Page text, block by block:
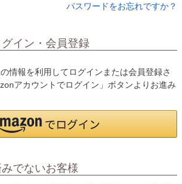
パスワードをお忘れですか？
イン・会員登録
情報を利用してログインまたは会員登録さ
アカウントでログイン」ボタンよりお進み
でないお客様